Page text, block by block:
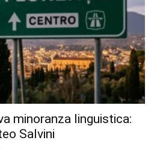
minoranza linguistica:
Salvini